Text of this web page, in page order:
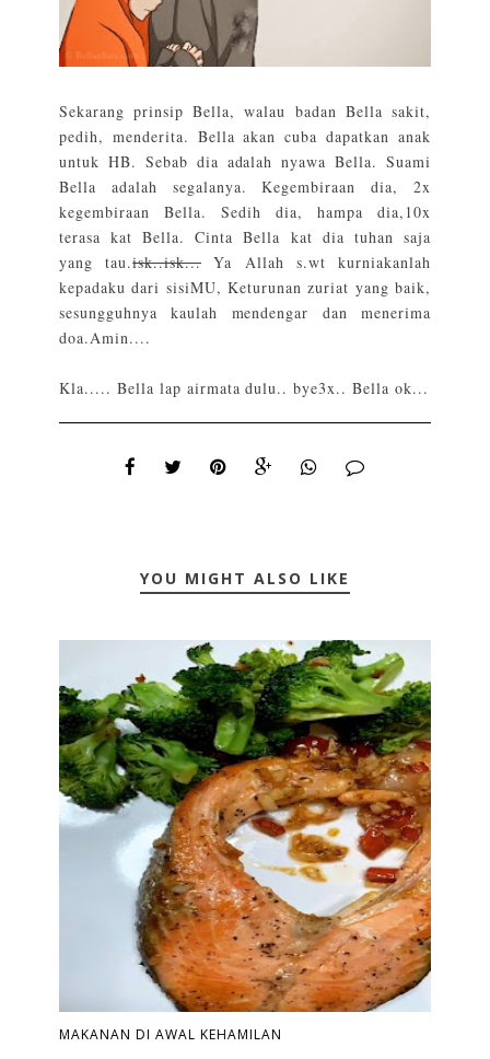
Sekarang prinsip Bella, walau badan Bella sakit,
pedih, menderita. Bella akan cuba dapatkan anak
untuk HB. Sebab dia adalah nyawa Bella. Suami
Bella adalah segalanya. Kegembiraan dia, 2x
kegembiraan Bella. Sedih dia, hampa dia,10x
terasa kat Bella. Cinta Bella kat dia tuhan saja
yang tau.isk..isk... Ya Allah s.wt kurniakanlah
kepadaku dari sisiMU, Keturunan zuriat yang baik,
sesungguhnya kaulah mendengar dan menerima
doa.Amin....
Kla..... Bella lap airmata dulu.. bye3x.. Bella ok...
YOU MIGHT ALSO LIKE
MAKANAN DI AWAL KEHAMILAN